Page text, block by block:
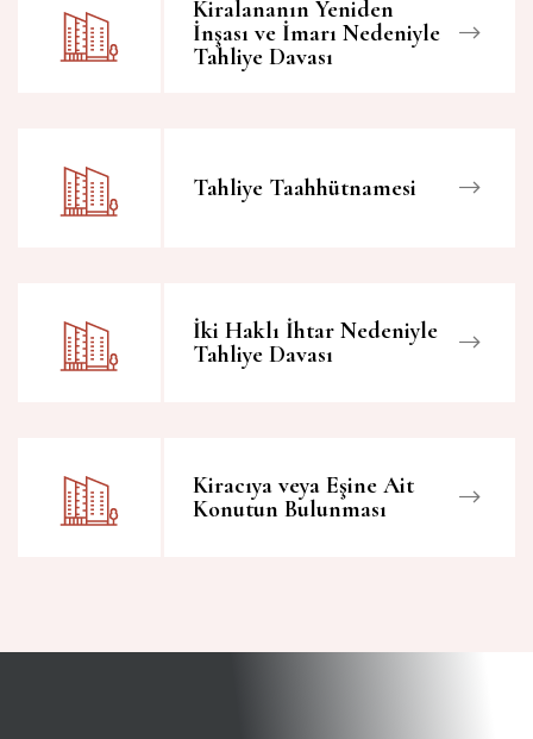
Kiralananın Yeniden
İnşası ve İmarı Nedeniyle
Tahliye Davası
Tahliye Taahhütnamesi
İki Haklı İhtar Nedeniyle
Tahliye Davası
Kiracıya veya Eşine Ait
Konutun Bulunması